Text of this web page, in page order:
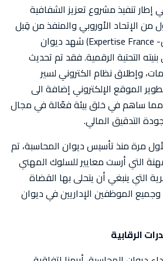
إطار تنفيذ مشروع تعزيز الشفافية
الإتحاد الأوروبي والمنفذ من قِبل
مؤسسة (إكسبرتيز فرنس- Expertise France) شهد ديوان
التحتية الرقمية. فقد تم تحديث
وإطلاق نظام الكتروني لسير
الموقع الإلكتروني إضافة الى
مما ساهم في خلق بيئة فعّالة في مجال
التدقيق المالي.
مرة منذ تأسيس ديوان المحاسبة، تم
التي أرست معايير للسلوك المهني
التي ينبغي أن يتحلى بها القضاة
الموظفين الإداريين في ديوان
الرقابية